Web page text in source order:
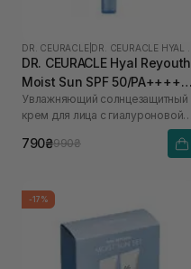
DR. CEURACLE
DR. CEURACLE Hyal Reyouth
Moist Sun SPF 50/PA++++
50 мл
Увлажняющий солнцезащитный
крем для лица с гиалуроновой
790₴990₴
-17%